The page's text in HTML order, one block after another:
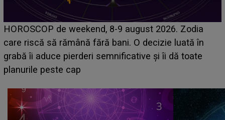
Emanuel a ținut ACEST DETALIU ASCUNS până
acum! În fața Alexandrei, concurentul din Casa Iubirii
face o MĂRTURISIRE NEAȘTEPTATĂ despre mama
sa: "I-am spus și ei în față, eu nu te iubesc pentru